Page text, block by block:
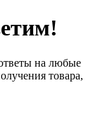
на любые
товара,